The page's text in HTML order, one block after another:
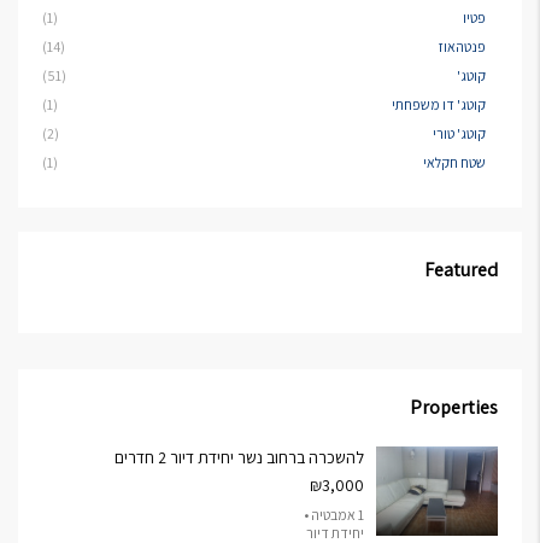
פטיו
(1)
פנטהאוז
(14)
קוטג'
(51)
קוטג' דו משפחתי
(1)
קוטג' טורי
(2)
שטח חקלאי
(1)
Featured
Properties
להשכרה ברחוב נשר יחידת דיור 2 חדרים
₪3,000
1 אמבטיה •
יחידת דיור